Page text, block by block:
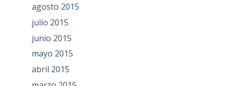
agosto 2015
julio 2015
junio 2015
mayo 2015
abril 2015